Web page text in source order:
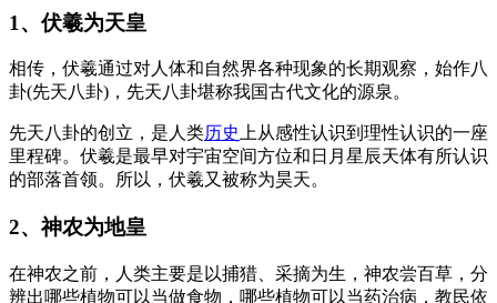
1、伏羲为天皇
相传，伏羲通过对人体和自然界各种现象的长期观察，始作八
卦(先天八卦)，先天八卦堪称我国古代文化的源泉。
先天八卦的创立，是人类历史 上从感性认识到理性认识的一座
里程碑。伏羲是最早对宇宙空间方位和日月星辰天体有所认识
的部落首领。所以，伏羲又被称为昊天。
2、神农为地皇
在神农之前，人类主要是以捕猎、采摘为生，神农尝百草，分
辨出哪些植物可以当做食物，哪些植物可以当药治病，教民依